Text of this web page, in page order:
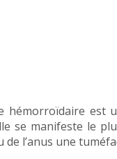
hémorroïdaire est
se manifeste le
l’anus une